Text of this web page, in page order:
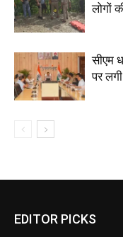
लोगों
सीएम
पर
EDITOR PICKS